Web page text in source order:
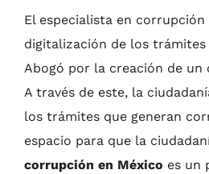
El especialista en
digitalización de los
Abogó por la creación de un
A través de este, la
los trámites que generan
espacio para que la
corrupción en México es un